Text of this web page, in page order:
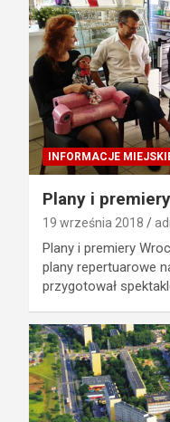
INFORMACJE
Plany i
19 września 2018
Plany i premiery
plany repertuarowe
przygotował